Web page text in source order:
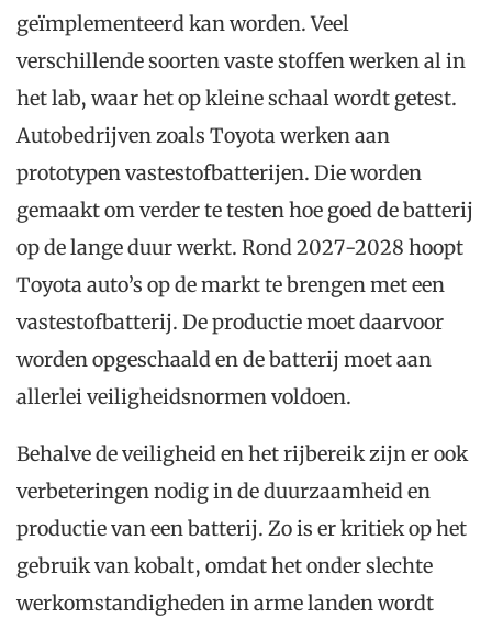
geïmplementeerd kan worden. Veel
verschillende soorten vaste stoffen werken al in
het lab, waar het op kleine schaal wordt getest.
Autobedrijven zoals Toyota werken aan
prototypen vastestofbatterijen. Die worden
gemaakt om verder te testen hoe goed de batterij
op de lange duur werkt. Rond 2027-2028 hoopt
Toyota auto’s op de markt te brengen met een
vastestofbatterij. De productie moet daarvoor
worden opgeschaald en de batterij moet aan
allerlei veiligheidsnormen voldoen.
Behalve de veiligheid en het rijbereik zijn er ook
verbeteringen nodig in de duurzaamheid en
productie van een batterij. Zo is er kritiek op het
gebruik van kobalt, omdat het onder slechte
werkomstandigheden in arme landen wordt